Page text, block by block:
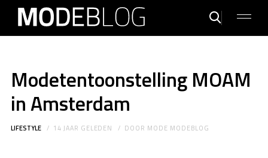
Modetentoonstelling MOAM
in Amsterdam
LIFESTYLE 14 JAAR GELEDEN DOOR MODE MODEBLOG